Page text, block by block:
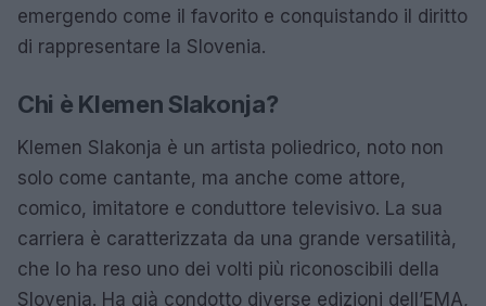
emergendo come il favorito e conquistando il diritto
di rappresentare la Slovenia.
Chi è Klemen Slakonja?
Klemen Slakonja è un artista poliedrico, noto non
solo come cantante, ma anche come attore,
comico, imitatore e conduttore televisivo. La sua
carriera è caratterizzata da una grande versatilità,
che lo ha reso uno dei volti più riconoscibili della
Slovenia. Ha già condotto diverse edizioni dell’EMA,